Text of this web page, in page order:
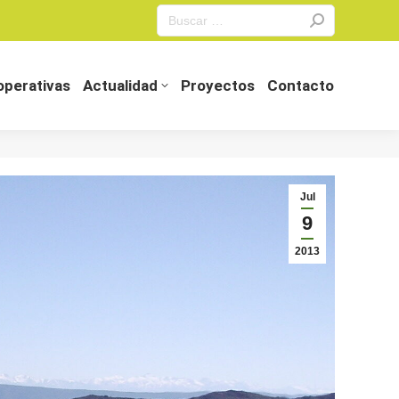
Search:
Actualidad Proyectos Contacto
Jul
9
2013
Actualidad Proyectos Contacto